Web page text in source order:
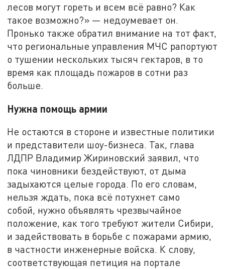
лесов могут гореть и всем всё равно? Как
такое возможно?» — недоумевает он.
Пронько также обратил внимание на тот факт,
что региональные управления МЧС рапортуют
о тушении нескольких тысяч гектаров, в то
время как площадь пожаров в сотни раз
больше.
Нужна помощь армии
Не остаются в стороне и известные политики
и представители шоу-бизнеса. Так, глава
ЛДПР Владимир Жириновский заявил, что
пока чиновники бездействуют, от дыма
задыхаются целые города. По его словам,
нельзя ждать, пока всё потухнет само
собой, нужно объявлять чрезвычайное
положение, как того требуют жители Сибири,
и задействовать в борьбе с пожарами армию,
в частности инженерные войска. К слову,
соответствующая петиция на портале